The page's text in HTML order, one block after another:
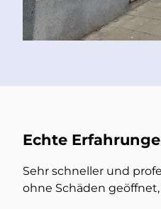
Echte
Sehr schneller und
ohne Schäden geöffnet,